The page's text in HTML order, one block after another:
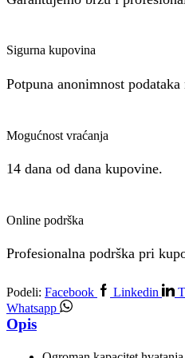
Sigurna kupovina
Potpuna anonimnost podataka
Mogućnost vraćanja
14 dana od dana kupovine.
Online podrška
Profesionalna podrška pri
Podeli: Facebook Linkedin
Whatsapp
Opis